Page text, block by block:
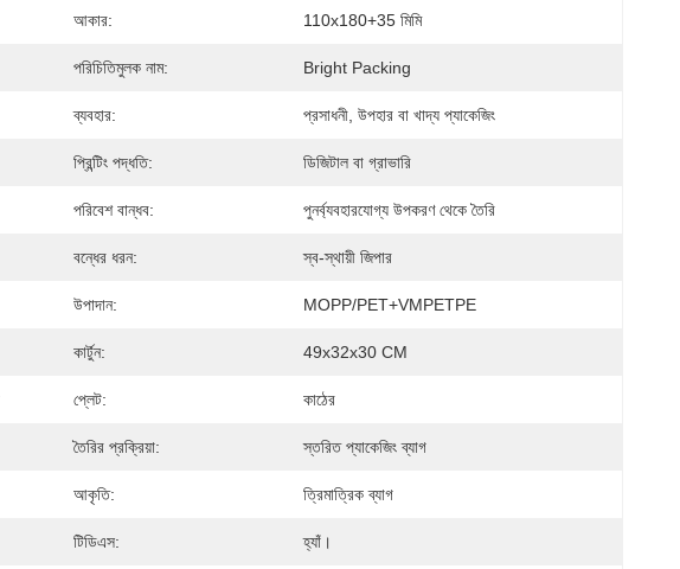
আকার: 110x180+35 মিমি
পরিচিতিমুলক নাম: Bright Packing
ব্যবহার: প্রসাধনী, উপহার বা খাদ্য প্যাকেজিং
প্রিন্টিং পদ্ধতি: ডিজিটাল বা গ্রাভারি
পরিবেশ বান্ধব: পুনর্ব্যবহারযোগ্য উপকরণ থেকে তৈরি
বন্ধের ধরন: স্ব-স্থায়ী জিপার
উপাদান: MOPP/PET+VMPETPE
কার্টুন: 49x32x30 CM
প্লেট: কাঠের
তৈরির প্রক্রিয়া: স্তরিত প্যাকেজিং ব্যাগ
আকৃতি: ত্রিমাত্রিক ব্যাগ
টিডিএস: হ্যাঁ।